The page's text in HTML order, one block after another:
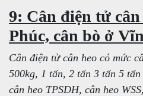
9: Cân điện tử
Phúc, cân bò ở
Cân điện tử cân heo có mức
500kg, 1 tấn, 2 tấn 3 tấn 5
cân heo TPSDH, cân heo